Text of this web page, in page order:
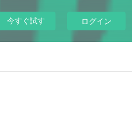
今すぐ試す ログイン